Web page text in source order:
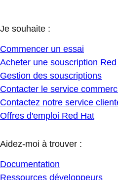
Je souhaite :
Commencer un essai
Acheter une souscription
Gestion des souscriptions
Contacter le service
Contactez notre service
Offres d'emploi Red Hat
Aidez-moi à trouver :
Documentation
Ressources développeurs